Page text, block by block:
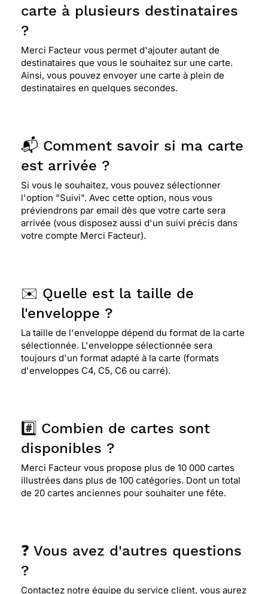
carte à plusieurs destinataires
?
Merci Facteur vous permet d'ajouter autant de
destinataires que vous le souhaitez sur une carte.
Ainsi, vous pouvez envoyer une carte à plein de
destinataires en quelques secondes.
📬 Comment savoir si ma carte
est arrivée ?
Si vous le souhaitez, vous pouvez sélectionner
l'option "Suivi". Avec cette option, nous vous
préviendrons par email dès que votre carte sera
arrivée (vous disposez aussi d'un suivi précis dans
votre compte Merci Facteur).
✉️ Quelle est la taille de
l'enveloppe ?
La taille de l'enveloppe dépend du format de la carte
sélectionnée. L'enveloppe sélectionnée sera
toujours d'un format adapté à la carte (formats
d'enveloppes C4, C5, C6 ou carré).
#️⃣ Combien de cartes sont
disponibles ?
Merci Facteur vous propose plus de 10 000 cartes
illustrées dans plus de 100 catégories. Dont un total
de 20 cartes anciennes pour souhaiter une fête.
❓ Vous avez d'autres questions
?
Contactez notre équipe du service client, vous aurez